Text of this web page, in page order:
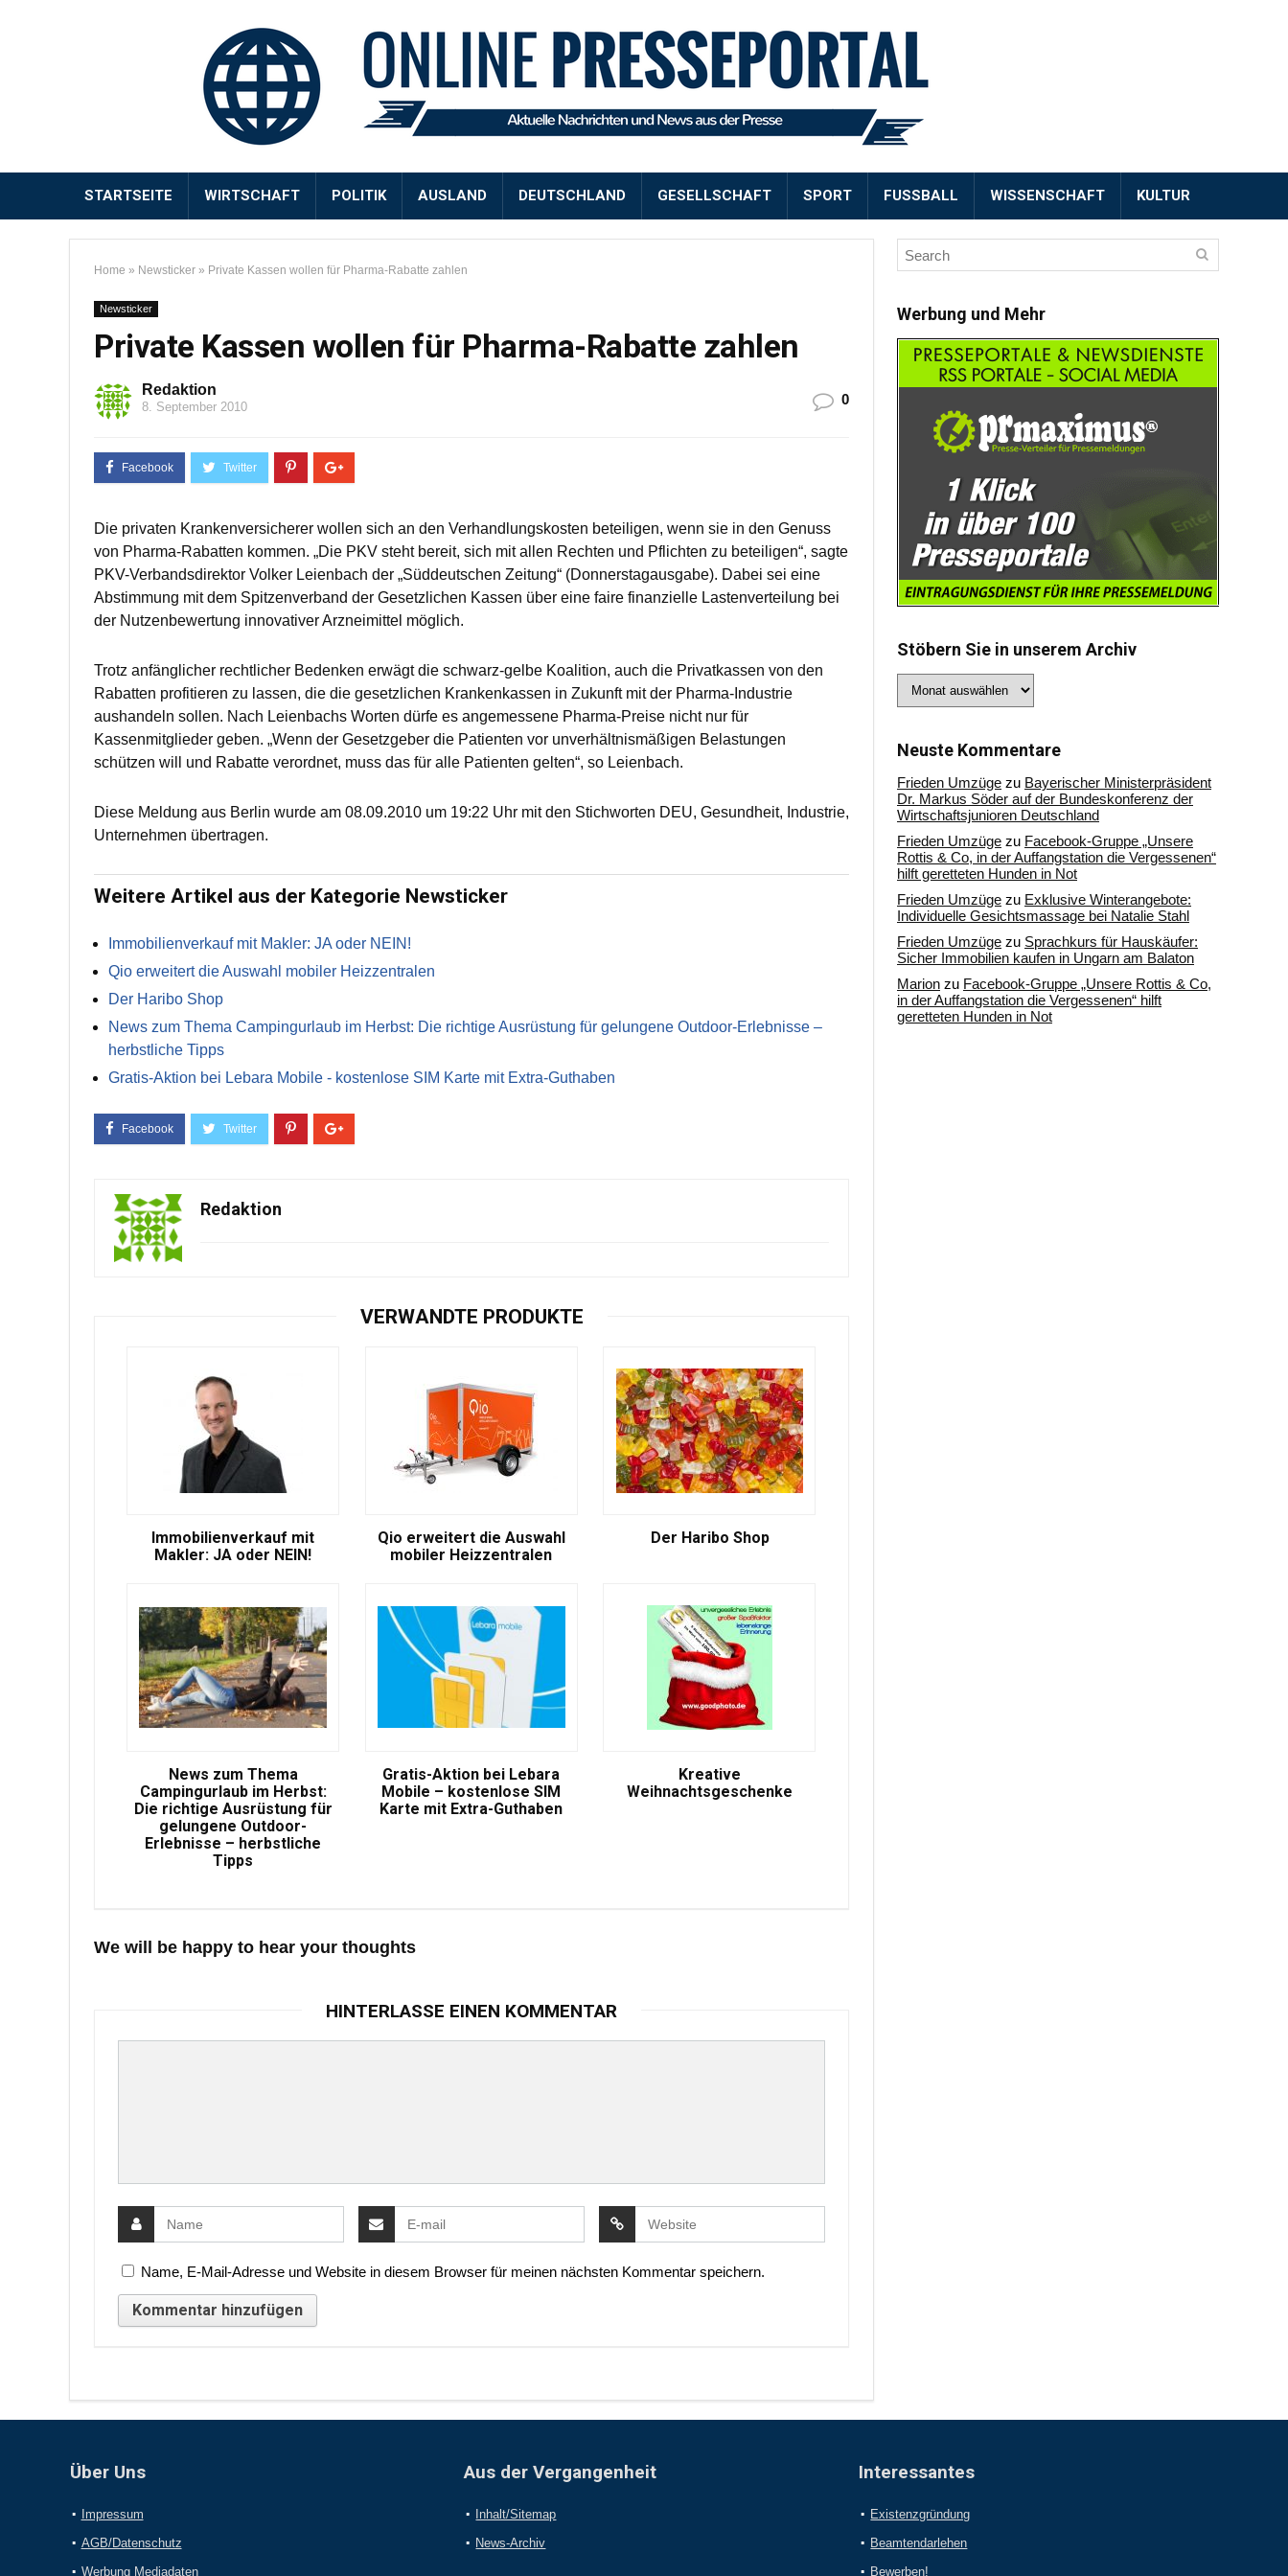
STARTSEITE WIRTSCHAFT POLITIK AUSLAND DEUTSCHLAND GESELLSCHAFT SPORT FUSSBALL WISSENSCHAFT KULTUR
Home » Newsticker » Private Kassen wollen für Pharma-Rabatte zahlen
Newsticker
Private Kassen wollen für Pharma-Rabatte zahlen
Redaktion
8. September 2010 0
Die privaten Krankenversicherer wollen sich an den Verhandlungskosten beteiligen, wenn sie in den Genuss
von Pharma-Rabatten kommen. „Die PKV steht bereit, sich mit allen Rechten und Pflichten zu beteiligen“, sagte
PKV-Verbandsdirektor Volker Leienbach der „Süddeutschen Zeitung“ (Donnerstagausgabe). Dabei sei eine
Abstimmung mit dem Spitzenverband der Gesetzlichen Kassen über eine faire finanzielle Lastenverteilung bei
der Nutzenbewertung innovativer Arzneimittel möglich.
Trotz anfänglicher rechtlicher Bedenken erwägt die schwarz-gelbe Koalition, auch die Privatkassen von den
Rabatten profitieren zu lassen, die die gesetzlichen Krankenkassen in Zukunft mit der Pharma-Industrie
aushandeln sollen. Nach Leienbachs Worten dürfe es angemessene Pharma-Preise nicht nur für
Kassenmitglieder geben. „Wenn der Gesetzgeber die Patienten vor unverhältnismäßigen Belastungen
schützen will und Rabatte verordnet, muss das für alle Patienten gelten“, so Leienbach.
Diese Meldung aus Berlin wurde am 08.09.2010 um 19:22 Uhr mit den Stichworten DEU, Gesundheit, Industrie,
Unternehmen übertragen.
Weitere Artikel aus der Kategorie Newsticker
Immobilienverkauf mit Makler: JA oder NEIN!
Qio erweitert die Auswahl mobiler Heizzentralen
Der Haribo Shop
News zum Thema Campingurlaub im Herbst: Die richtige Ausrüstung für gelungene Outdoor-Erlebnisse –
herbstliche Tipps
Gratis-Aktion bei Lebara Mobile - kostenlose SIM Karte mit Extra-Guthaben
Redaktion
VERWANDTE PRODUKTE
Immobilienverkauf mit
Makler: JA oder NEIN!
Qio erweitert die Auswahl
mobiler Heizzentralen
Der Haribo Shop
News zum Thema
Campingurlaub im Herbst:
Die richtige Ausrüstung für
gelungene Outdoor-
Erlebnisse – herbstliche
Tipps
Gratis-Aktion bei Lebara
Mobile – kostenlose SIM
Karte mit Extra-Guthaben
Kreative
Weihnachtsgeschenke
We will be happy to hear your thoughts
HINTERLASSE EINEN KOMMENTAR
Name, E-Mail-Adresse und Website in diesem Browser für meinen nächsten Kommentar speichern.
Werbung und Mehr
Stöbern Sie in unserem Archiv
Sie
Archiv
Neuste Kommentare
Frieden Umzüge zu Bayerischer Ministerpräsident
Dr. Markus Söder auf der Bundeskonferenz der
Wirtschaftsjunioren Deutschland
Frieden Umzüge zu Facebook-Gruppe „Unsere
Rottis & Co, in der Auffangstation die Vergessenen“
hilft geretteten Hunden in Not
Frieden Umzüge zu Exklusive Winterangebote:
Individuelle Gesichtsmassage bei Natalie Stahl
Frieden Umzüge zu Sprachkurs für Hauskäufer:
Sicher Immobilien kaufen in Ungarn am Balaton
Marion zu Facebook-Gruppe „Unsere Rottis & Co,
in der Auffangstation die Vergessenen“ hilft
geretteten Hunden in Not
Über Uns
Impressum
AGB/Datenschutz
Werbung Mediadaten
Aus der Vergangenheit
Inhalt/Sitemap
News-Archiv
Interessantes
Existenzgründung
Beamtendarlehen
Bewerben!